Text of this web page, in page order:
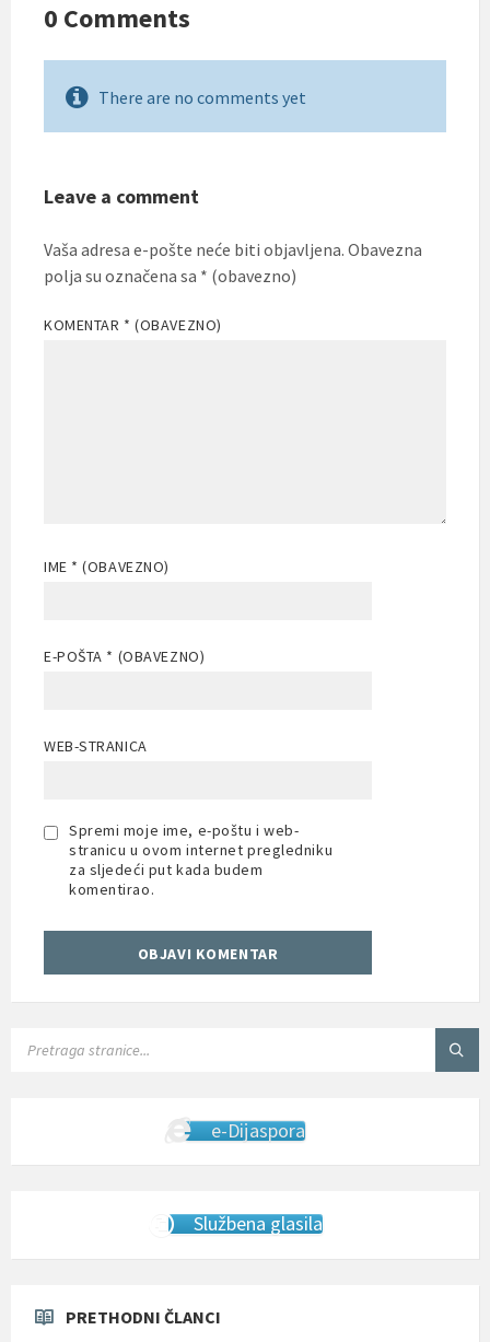
0 Comments
There are no comments yet
Leave a comment
Vaša adresa e-pošte neće biti objavljena. Obavezna
polja su označena sa * (obavezno)
KOMENTAR * (OBAVEZNO)
IME * (OBAVEZNO)
E-POŠTA * (OBAVEZNO)
WEB-STRANICA
Spremi moje ime, e-poštu i web-
stranicu u ovom internet pregledniku
za sljedeći put kada budem
komentirao.
e-Dijaspora
Službena glasila
PRETHODNI ČLANCI